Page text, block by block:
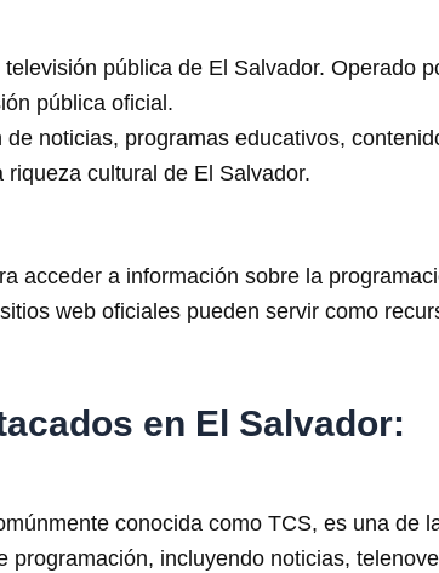
pública de El Salvador. Operado
pública oficial.
noticias, programas educativos,
cultural de El Salvador.
acceder a información sobre la
web oficiales pueden servir como
en El Salvador:
conocida como TCS, es una de
programación, incluyendo noticias,